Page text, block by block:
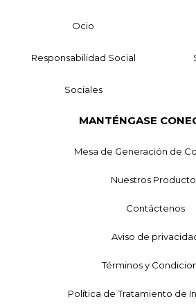
Ocio
Responsabilidad Social
Sociales
MANTÉNGASE
Mesa de Generación de
Nuestros
Contáctenos
Aviso de
Términos y
Política de Tratamiento de